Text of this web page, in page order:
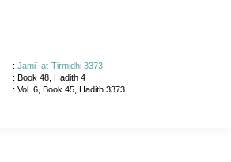
: Jami` at-Tirmidhi 3373
: Book 48, Hadith 4
: Vol. 6, Book 45, Hadith 3373